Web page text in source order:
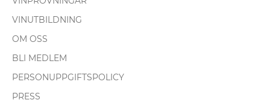
VINUTBILDNING
OM OSS
BLI MEDLEM
PERSONUPPGIFTSPOLICY
PRESS